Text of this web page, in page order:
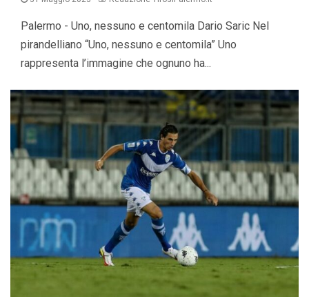
Palermo - Uno, nessuno e centomila Dario Saric Nel
pirandelliano “Uno, nessuno e centomila” Uno
rappresenta l’immagine che ognuno ha...